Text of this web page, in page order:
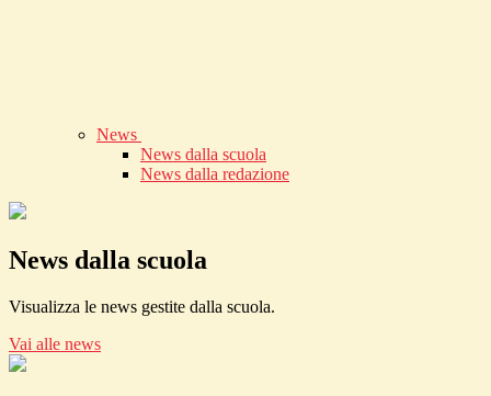
News
News dalla scuola
News dalla redazione
News dalla scuola
Visualizza le news gestite dalla scuola.
Vai alle news